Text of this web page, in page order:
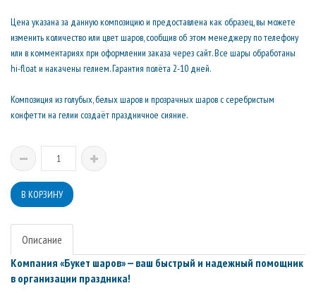
Цена указана за данную композицию и предоставлена как образец, вы можете
изменить количество или цвет шаров, сообщив об этом менеджеру по телефону
или в комментариях при оформлении заказа через сайт. Все шары обработаны
hi-float и накачены гелием. Гарантия полёта 2-10 дней.
Композиция из голубых, белых шаров и прозрачных шаров с серебристым
конфетти на гелии создаёт праздничное сияние.
Описание
Компания «Букет шаров» — ваш быстрый и надежный помощник
в организации праздника!